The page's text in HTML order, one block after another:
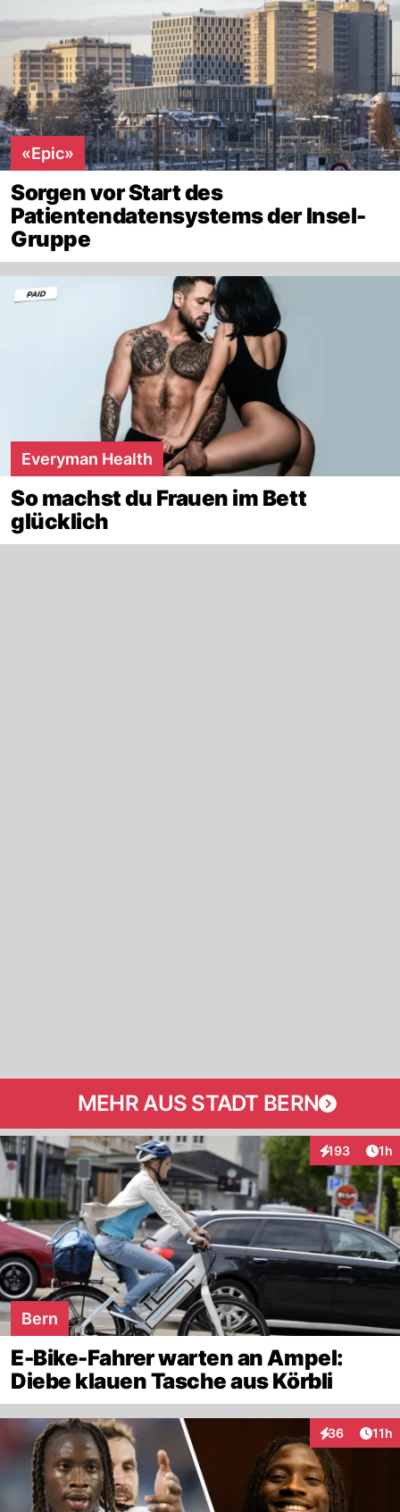
«Epic»
Sorgen vor Start des
Patientendatensystems der Insel-
Gruppe
Everyman Health
So machst du Frauen im Bett
glücklich
MEHR AUS STADT BERN
193
Interaktionen
1h
Bern
E-Bike-Fahrer warten an Ampel:
Diebe klauen Tasche aus Körbli
36
Interaktionen
11h